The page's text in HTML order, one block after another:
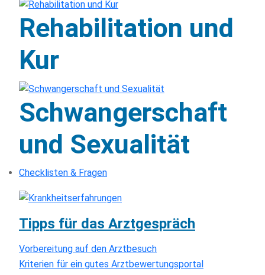
Rehabilitation und
Kur
Schwangerschaft
und Sexualität
Checklisten & Fragen
Tipps für das Arztgespräch
Vorbereitung auf den Arztbesuch
Kriterien für ein gutes Arztbewertungsportal